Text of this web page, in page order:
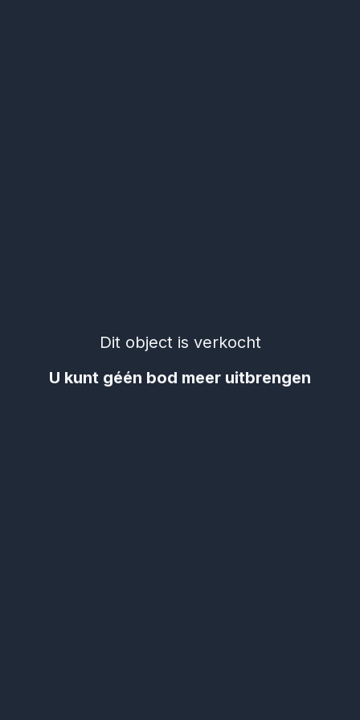
Dit object is verkocht
U kunt géén bod meer uitbrengen